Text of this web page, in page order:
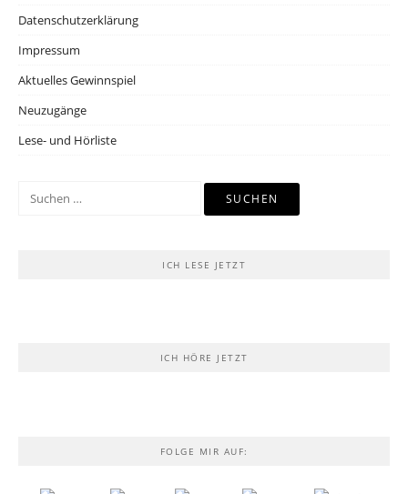
Datenschutzerklärung
Impressum
Aktuelles Gewinnspiel
Neuzugänge
Lese- und Hörliste
Suchen
ICH LESE JETZT
ICH HÖRE JETZT
FOLGE MIR AUF: